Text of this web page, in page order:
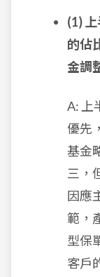
(1)
的佔
金調
A: 上
優先
基金
三，
因應
範，
型保
客戶